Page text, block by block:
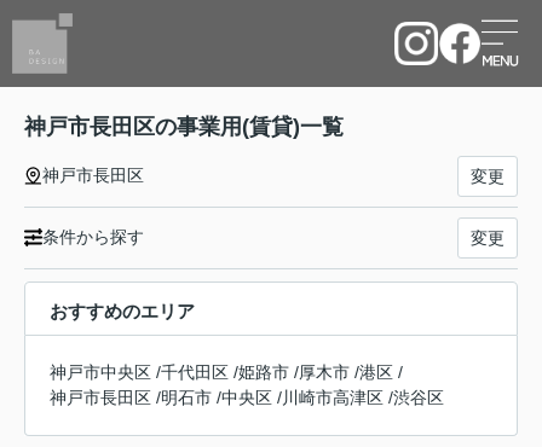
神戸市長田区の事業用(賃貸)一覧
神戸市長田区 変更
条件から探す 変更
おすすめのエリア
神戸市中央区 /千代田区 /姫路市 /厚木市 /港区 /
神戸市長田区 /明石市 /中央区 /川崎市高津区 /渋谷区